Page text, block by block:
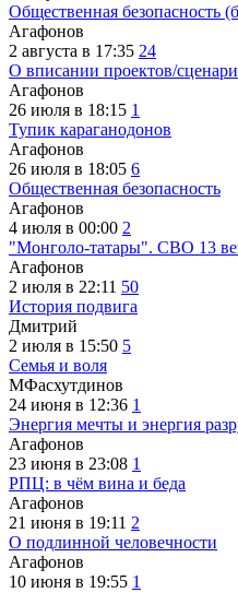
Общественная безопасность
Агафонов
2 августа в 17:35 24
О вписании проектов/
Агафонов
26 июля в 18:15 1
Тупик караганодонов
Агафонов
26 июля в 18:05 6
Общественная безопасность
Агафонов
4 июля в 00:00 2
"Монголо-татары". СВО 13
Агафонов
2 июля в 22:11 50
История подвига
Дмитрий
2 июля в 15:50 5
Семья и воля
МФасхутдинов
24 июня в 12:36 1
Энергия мечты и энергия
Агафонов
23 июня в 23:08 1
РПЦ: в чём вина и беда
Агафонов
21 июня в 19:11 2
О подлинной человечности
Агафонов
10 июня в 19:55 1